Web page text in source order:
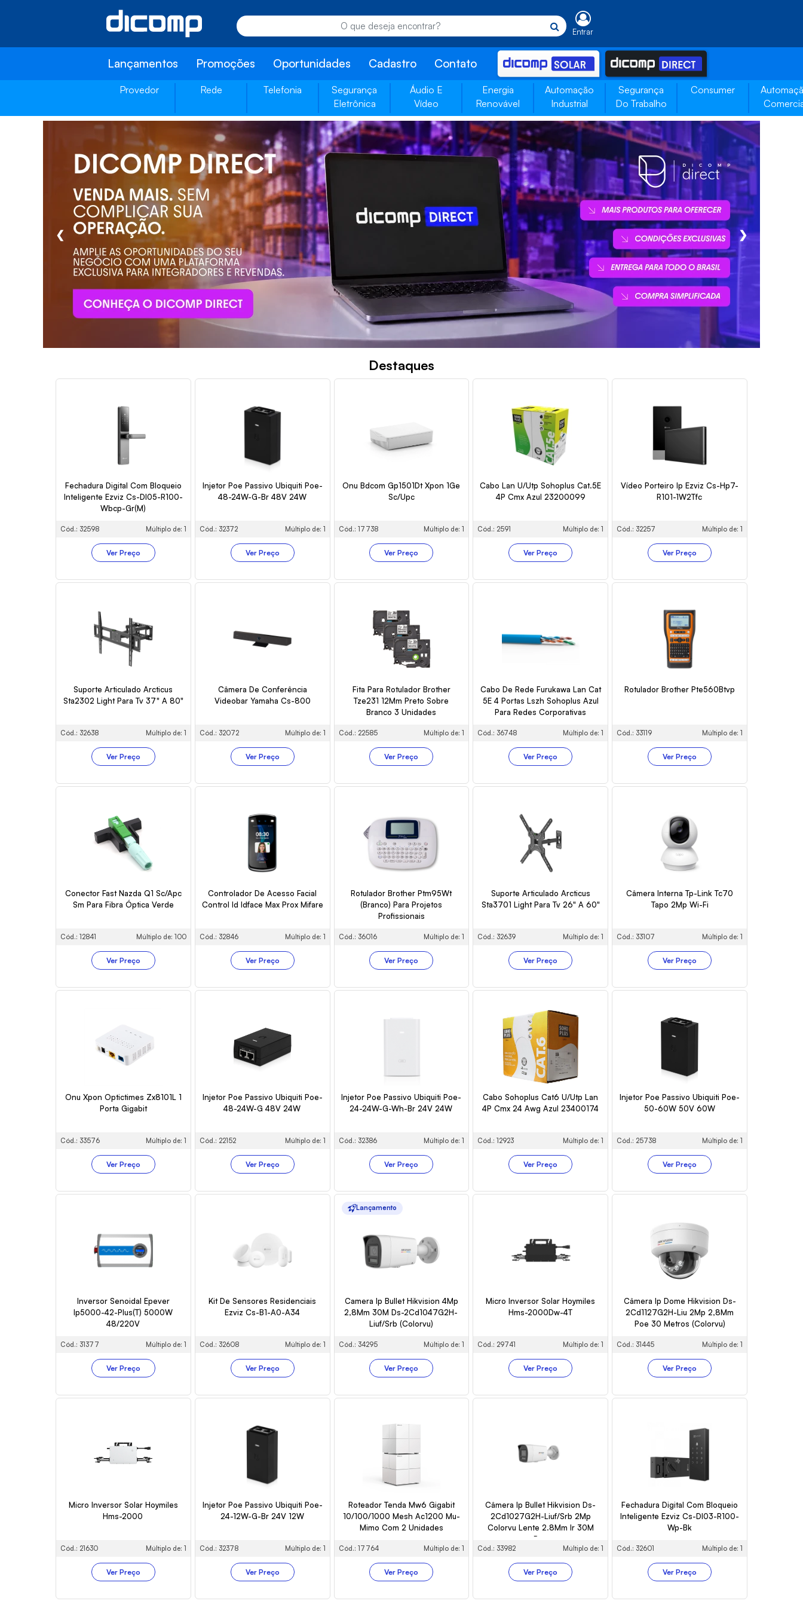
Entrar
Lançamentos Promoções Oportunidades Cadastro Contato
Provedor Rede Telefonia
Segurança
Eletrônica
Áudio E
Vídeo
Energia
Renovável
Automação
Industrial
Segurança
Do Trabalho
Consumer
❮ ❯
Destaques
Fechadura Digital Com Bloqueio
Inteligente Ezviz Cs-Dl05-R100-
Wbcp-Gr(M)
Cód.: 32598 Múltiplo de: 1
Ver Preço
Injetor Poe Passivo Ubiquiti Poe-
48-24W-G-Br 48V 24W
Cód.: 32372 Múltiplo de: 1
Ver Preço
Onu Bdcom Gp1501Dt Xpon 1Ge
Sc/Upc
Cód.: 17738 Múltiplo de: 1
Ver Preço
Cabo Lan U/Utp Sohoplus Cat.5E
4P Cmx Azul 23200099
Cód.: 2591 Múltiplo de: 1
Ver Preço
Vídeo Porteiro Ip Ezviz Cs-Hp7-
R101-1W2Tfc
Cód.: 32257 Múltiplo de: 1
Ver Preço
Suporte Articulado Arcticus
Sta2302 Light Para Tv 37" A 80"
Cód.: 32638 Múltiplo de: 1
Ver Preço
Câmera De Conferência
Videobar Yamaha Cs-800
Cód.: 32072 Múltiplo de: 1
Ver Preço
Fita Para Rotulador Brother
Tze231 12Mm Preto Sobre
Branco 3 Unidades
Cód.: 22585 Múltiplo de: 1
Ver Preço
Cabo De Rede Furukawa Lan Cat
5E 4 Portas Lszh Sohoplus Azul
Para Redes Corporativas
Cód.: 36748 Múltiplo de: 1
Ver Preço
Rotulador Brother Pte560Btvp
Cód.: 33119 Múltiplo de: 1
Ver Preço
Conector Fast Nazda Q1 Sc/Apc
Sm Para Fibra Óptica Verde
Cód.: 12841 Múltiplo de: 100
Ver Preço
Controlador De Acesso Facial
Control Id Idface Max Prox Mifare
Cód.: 32846 Múltiplo de: 1
Ver Preço
Rotulador Brother Ptm95Wt
(Branco) Para Projetos
Profissionais
Cód.: 36016 Múltiplo de: 1
Ver Preço
Suporte Articulado Arcticus
Sta3701 Light Para Tv 26" A 60"
Cód.: 32639 Múltiplo de: 1
Ver Preço
Câmera Interna Tp-Link Tc70
Tapo 2Mp Wi-Fi
Cód.: 33107 Múltiplo de: 1
Ver Preço
Onu Xpon Optictimes Zx8101L 1
Porta Gigabit
Cód.: 33576 Múltiplo de: 1
Ver Preço
Injetor Poe Passivo Ubiquiti Poe-
48-24W-G 48V 24W
Cód.: 22152 Múltiplo de: 1
Ver Preço
Injetor Poe Passivo Ubiquiti Poe-
24-24W-G-Wh-Br 24V 24W
Cód.: 32386 Múltiplo de: 1
Ver Preço
Cabo Sohoplus Cat6 U/Utp Lan
4P Cmx 24 Awg Azul 23400174
Cód.: 12923 Múltiplo de: 1
Ver Preço
Injetor Poe Passivo Ubiquiti Poe-
50-60W 50V 60W
Cód.: 25738 Múltiplo de: 1
Ver Preço
Inversor Senoidal Epever
Ip5000-42-Plus(T) 5000W
48/220V
Cód.: 31377 Múltiplo de: 1
Ver Preço
Kit De Sensores Residenciais
Ezviz Cs-B1-A0-A34
Cód.: 32608 Múltiplo de: 1
Ver Preço
Lançamento
Camera Ip Bullet Hikvision 4Mp
2,8Mm 30M Ds-2Cd1047G2H-
Liuf/Srb (Colorvu)
Cód.: 34295 Múltiplo de: 1
Ver Preço
Micro Inversor Solar Hoymiles
Hms-2000Dw-4T
Cód.: 29741 Múltiplo de: 1
Ver Preço
Câmera Ip Dome Hikvision Ds-
2Cd1127G2H-Liu 2Mp 2,8Mm
Poe 30 Metros (Colorvu)
Cód.: 31445 Múltiplo de: 1
Ver Preço
Micro Inversor Solar Hoymiles
Hms-2000
Cód.: 21630 Múltiplo de: 1
Ver Preço
Injetor Poe Passivo Ubiquiti Poe-
24-12W-G-Br 24V 12W
Cód.: 32378 Múltiplo de: 1
Ver Preço
Roteador Tenda Mw6 Gigabit
10/100/1000 Mesh Ac1200 Mu-
Mimo Com 2 Unidades
Cód.: 17764 Múltiplo de: 1
Ver Preço
Câmera Ip Bullet Hikvision Ds-
2Cd1027G2H-Liuf/Srb 2Mp
Colorvu Lente 2.8Mm Ir 30M
Poe
Cód.: 33982 Múltiplo de: 1
Ver Preço
Fechadura Digital Com Bloqueio
Inteligente Ezviz Cs-Dl03-R100-
Wp-Bk
Cód.: 32601 Múltiplo de: 1
Ver Preço